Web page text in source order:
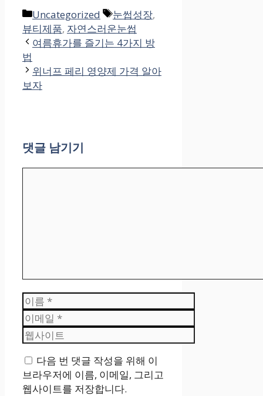
카
테
고
Uncategorized
태
그
눈썹성장,
뷰티제품, 자연스러운눈썹
여름휴가를 즐기는 4가지 방
법
위너프 페리 영양제 가격 알아
보자
댓글 남기기
이
름
이
메
일
웹
사
이
트
다음 번 댓글 작성을 위해 이
브라우저에 이름, 이메일, 그리고
웹사이트를 저장합니다.